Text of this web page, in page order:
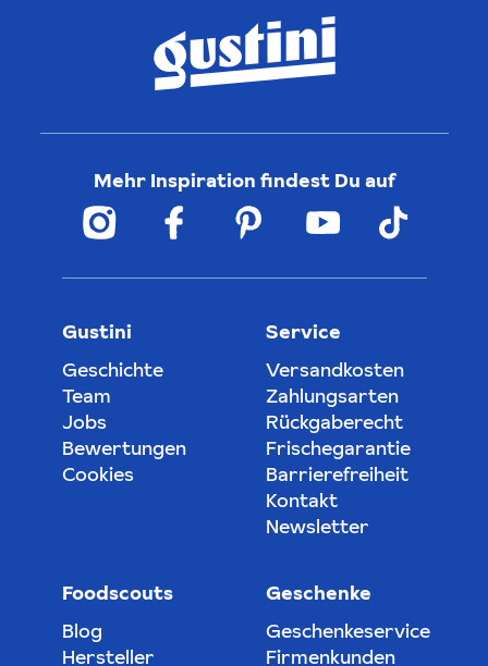
Mehr Inspiration findest Du auf
Gustini
Geschichte
Team
Jobs
Bewertungen
Cookies
Service
Versandkosten
Zahlungsarten
Rückgaberecht
Frischegarantie
Barrierefreiheit
Kontakt
Newsletter
Foodscouts
Blog
Hersteller
Geschenke
Geschenkeservice
Firmenkunden